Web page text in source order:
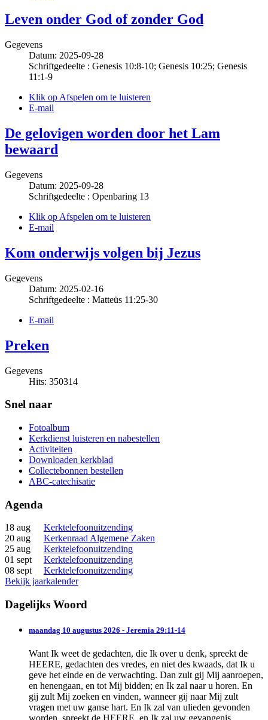
Leven onder God of zonder God
Gegevens
Datum: 2025-09-28
Schriftgedeelte : Genesis 10:8-10; Genesis 10:25; Genesis
11:1-9
Klik op Afspelen om te luisteren
E-mail
De gelovigen worden door het Lam
bewaard
Gegevens
Datum: 2025-09-28
Schriftgedeelte : Openbaring 13
Klik op Afspelen om te luisteren
E-mail
Kom onderwijs volgen bij Jezus
Gegevens
Datum: 2025-02-16
Schriftgedeelte : Matteüs 11:25-30
E-mail
Preken
Gegevens
Hits: 350314
Snel naar
Fotoalbum
Kerkdienst luisteren en nabestellen
Activiteiten
Downloaden kerkblad
Collectebonnen bestellen
ABC-catechisatie
Agenda
18 aug
Kerktelefoonuitzending
20 aug
Kerkenraad Algemene Zaken
25 aug
Kerktelefoonuitzending
01 sept
Kerktelefoonuitzending
08 sept
Kerktelefoonuitzending
Bekijk jaarkalender
Dagelijks Woord
maandag 10 augustus 2026 - Jeremia 29:11-14
Want Ik weet de gedachten, die Ik over u denk, spreekt de
HEERE, gedachten des vredes, en niet des kwaads, dat Ik u
geve het einde en de verwachting. Dan zult gij Mij aanroepen,
en henengaan, en tot Mij bidden; en Ik zal naar u horen. En
gij zult Mij zoeken en vinden, wanneer gij naar Mij zult
vragen met uw ganse hart. En Ik zal van ulieden gevonden